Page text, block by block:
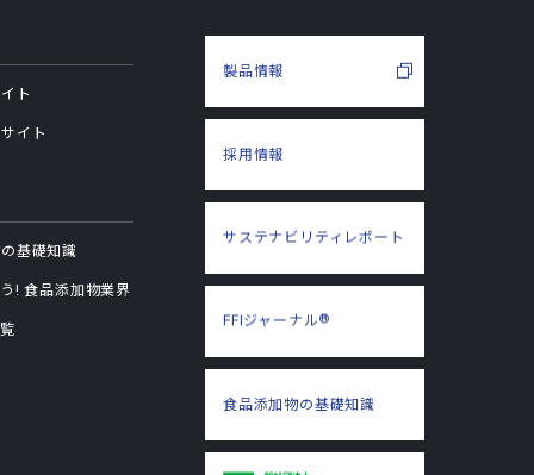
ト
イト
基礎知識
! 食品添加物業界
製品情報
採用情報
サステナビリティ レポート
FFIジャーナル®
食品添加物の基礎知識